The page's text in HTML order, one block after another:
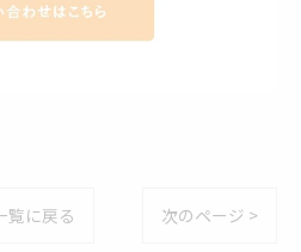
覧に戻る 次のページ >